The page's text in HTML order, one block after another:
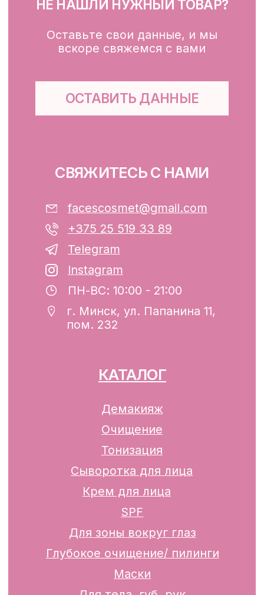
Для зоны вокруг глаз
Маски
Для тела, губ, рук
Каталог
ООО «ФЭЙСИС» УНП: 193782283
Юридический адрес: Республика
Беларусь, г. Минск, ул. Папанина 11,
пом. 232.
регистрации №193782283, выдано
Минским горисполкомом 12.08.2024 г.
Интернет-магазин включен в Торговый
реестр Республики Беларусь
13.01.2025 за №739352
р/с BY74ALFA30122F42070010270000
в ЗАО «АЛЬФА-БАНК»
Файлы cookie
КЛИЕНТАМ
Разработка сайта